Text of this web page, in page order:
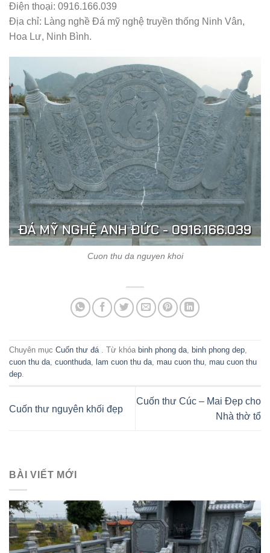
Điện thoại: 0916.166.039
Địa chỉ: Làng nghề Đá mỹ nghệ truyền thống Ninh Vân,
Hoa Lư, Ninh Bình.
Cuon thu da nguyen khoi
Chuyên mục Cuốn thư đá. Từ khóa binh phong da, binh phong dep,
cuon thu da, cuonthuda, lam cuon thu da, mau cuon thu, mau cuon thu
dep.
Cuốn thư nguyên khối đẹp
Cuốn thư Cúc – Mai Đẹp cho
Nhà thờ tổ
BÀI VIẾT MỚI